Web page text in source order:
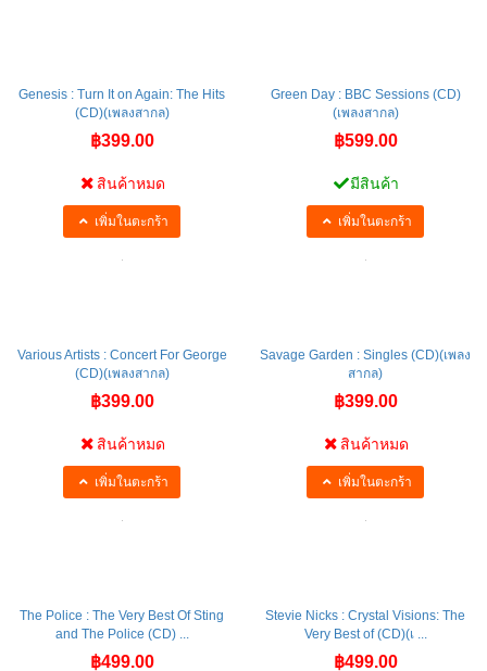
Genesis : Turn It on Again: The Hits
(CD)(เพลงสากล)
฿399.00
สินค้าหมด
เพิ่มในตะกร้า
Green Day : BBC Sessions (CD)
(เพลงสากล)
฿599.00
มีสินค้า
เพิ่มในตะกร้า
Various Artists : Concert For George
(CD)(เพลงสากล)
฿399.00
สินค้าหมด
เพิ่มในตะกร้า
Savage Garden : Singles (CD)(เพลง
฿399.00
สินค้าหมด
เพิ่มในตะกร้า
The Police : The Very Best Of Sting
Stevie Nicks : Crystal Visions: The